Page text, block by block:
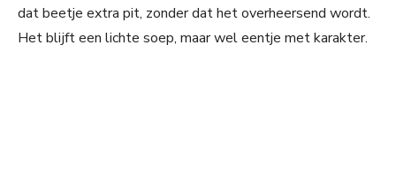
dat beetje extra pit, zonder dat het overheersend wordt.
Het blijft een lichte soep, maar wel eentje met karakter.